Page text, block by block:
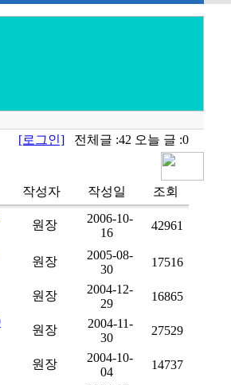
[로그인] 전체글 :42 오늘 글 :0
작성자 작성일 조회
원장
2006-10-
16
42961
원장
2005-08-
30
17516
원장
2004-12-
29
16865
원장
2004-11-
30
27529
원장
2004-10-
04
14737